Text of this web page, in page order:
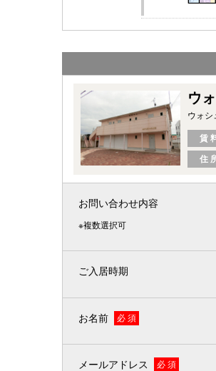
ウ
ウォ
住
賃
お問い合わせ内容
※複数選択可
ご入居時期
お名前 必 須
メールアドレス 必 須